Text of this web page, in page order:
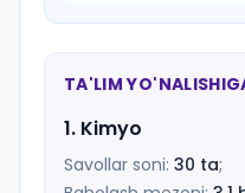
TA'LIM
1. Kimyo
Savollar soni: 30 ta;